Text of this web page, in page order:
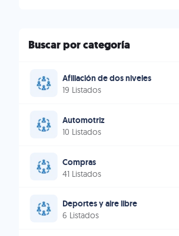
Buscar por categoría
Afiliación de dos niveles
19 Listados
Automotriz
10 Listados
Compras
41 Listados
Deportes y aire libre
6 Listados